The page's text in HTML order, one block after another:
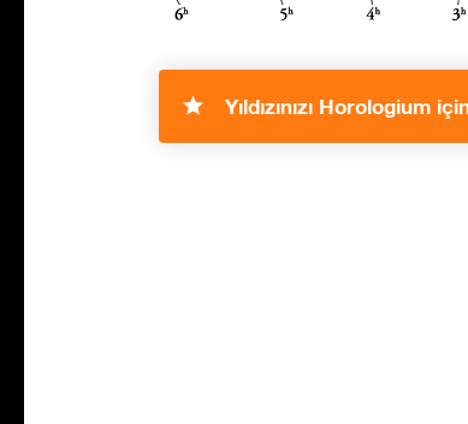
Yıldızınızı Horologium